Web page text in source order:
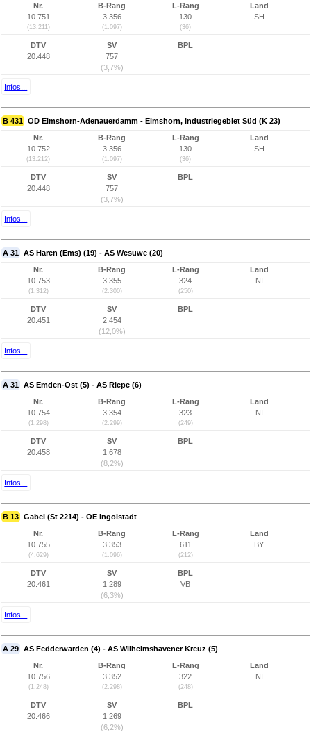
Nr.
10.751
(13.211)
B-Rang
3.356
(1.097)
L-Rang
130
(36)
Land
SH
DTV
20.448
SV
757
(3,7%)
BPL
Infos...
B 431 OD Elmshorn-Adenauerdamm - Elmshorn, Industriegebiet Süd (K 23)
Nr.
10.752
(13.212)
B-Rang
3.356
(1.097)
L-Rang
130
(36)
Land
SH
DTV
20.448
SV
757
(3,7%)
BPL
Infos...
A 31 AS Haren (Ems) (19) - AS Wesuwe (20)
Nr.
10.753
(1.312)
B-Rang
3.355
(2.300)
L-Rang
324
(250)
Land
NI
DTV
20.451
SV
2.454
(12,0%)
BPL
Infos...
A 31 AS Emden-Ost (5) - AS Riepe (6)
Nr.
10.754
(1.298)
B-Rang
3.354
(2.299)
L-Rang
323
(249)
Land
NI
DTV
20.458
SV
1.678
(8,2%)
BPL
Infos...
B 13 Gabel (St 2214) - OE Ingolstadt
Nr.
10.755
(4.629)
B-Rang
3.353
(1.096)
L-Rang
611
(212)
Land
BY
DTV
20.461
SV
1.289
(6,3%)
BPL
VB
Infos...
A 29 AS Fedderwarden (4) - AS Wilhelmshavener Kreuz (5)
Nr.
10.756
(1.248)
B-Rang
3.352
(2.298)
L-Rang
322
(248)
Land
NI
DTV
20.466
SV
1.269
(6,2%)
BPL